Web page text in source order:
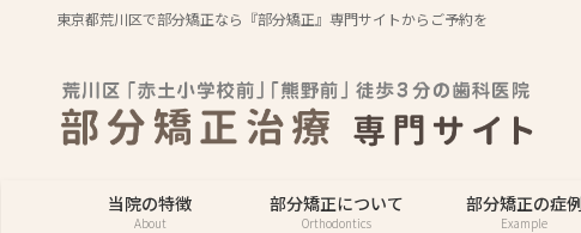
東京都荒川区で部分矯正なら『部分矯正』専門サイトからご予約を
当院の特徴
About
部分矯正について
Orthodontics
部分矯正の症例
Example